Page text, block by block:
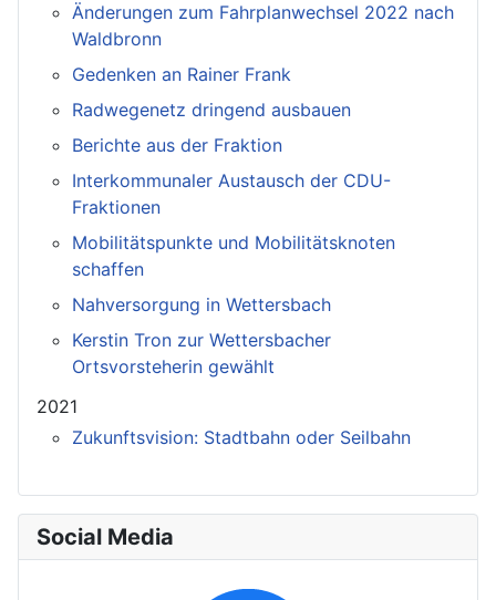
Änderungen zum Fahrplanwechsel 2022 nach
Waldbronn
Gedenken an Rainer Frank
Radwegenetz dringend ausbauen
Berichte aus der Fraktion
Interkommunaler Austausch der CDU-
Fraktionen
Mobilitätspunkte und Mobilitätsknoten
schaffen
Nahversorgung in Wettersbach
Kerstin Tron zur Wettersbacher
Ortsvorsteherin gewählt
2021
Zukunftsvision: Stadtbahn oder Seilbahn
Social Media